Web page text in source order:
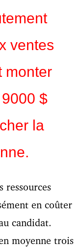
ventes
monter
$
la
ressources
en coûter
candidat.
moyenne trois